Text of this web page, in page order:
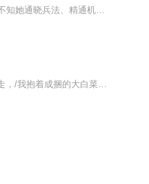
汉末南阳卧龙诸葛亮不求貌美的佳人，独娶才学过人的黄月英。世人皆笑月英相貌平平，却不知她通晓兵法、精通机关巧术。二人相伴耕读，灯下共论天下大势。孔明岀山辅汉，她留守持家教子，默默为其消解后顾之忧，成就一段以才相知，患难相守的千古佳话。
创作与评论需要良性互动文学评论是“揭示文学艺术的美和缺点的科学”“总觉得有个人往这边走，/我抱着成捆的大白菜，像基督。/我的风帽有一个小小破绽：/细心的研者发现，是 1876 年的饰品。//河川也可以是幔子，/朋友做了石头；/我们心中的愤怒、抑郁乃至...